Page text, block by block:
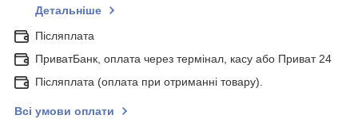
Детальніше
Післяплата
ПриватБанк, оплата через термінал, касу або Приват 24
Післяплата (оплата при отриманні товару).
Всі умови оплати